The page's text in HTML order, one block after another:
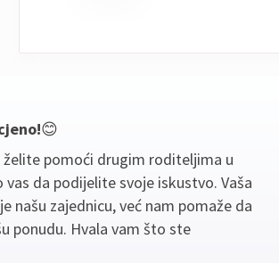
😊
pomoći drugim roditeljima u
da podijelite svoje iskustvo. Vaša
našu zajednicu, već nam pomaže da
ponudu. Hvala vam što ste